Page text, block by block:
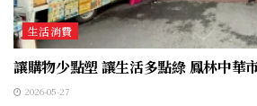
生活消費
讓購物少點塑 讓生活多點綠 鳳林中華
2026-05-27